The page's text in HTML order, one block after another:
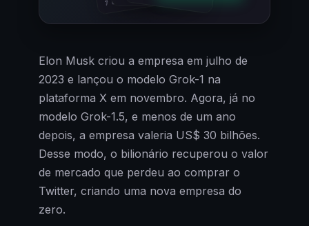
Elon Musk criou a empresa em julho de
2023 e lançou o modelo Grok-1 na
plataforma X em novembro. Agora, já no
modelo Grok-1.5, e menos de um ano
depois, a empresa valeria US$ 30 bilhões.
Desse modo, o bilionário recuperou o valor
de mercado que perdeu ao comprar o
Twitter, criando uma nova empresa do
zero.